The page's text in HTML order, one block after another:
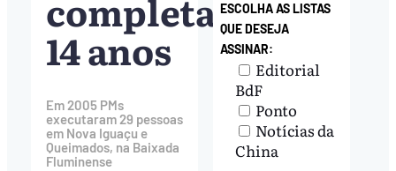
14 anos
Em 2005 PMs
executaram 29 pessoas
em Nova Iguaçu e
Queimados, na Baixada
Fluminense
ESCOLHA AS LISTAS
QUE DESEJA
ASSINAR:
Editorial
BdF
Ponto
Notícias da
China